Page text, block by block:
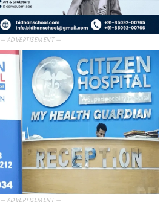
— ADVERTISEMENT —
— ADVERTISEMENT —